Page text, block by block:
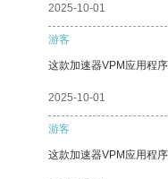
2025-10-01
游客
这款加速器VPM应用程
2025-10-01
游客
这款加速器VPM应用程